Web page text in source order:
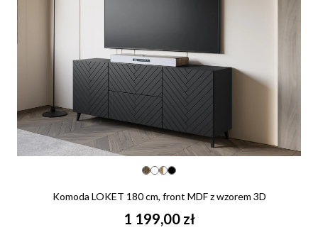
Komoda LOKET 180 cm, front MDF z wzorem 3D
1 199,00 zł